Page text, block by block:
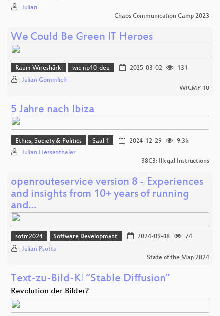
Julian
Chaos Communication Camp 2023
We Could Be Green IT Heroes
Raum Wireshårk wicmp10-deu 2025-03-02
131
Julian Gommlich
WICMP 10
5 Jahre nach Ibiza
Ethics, Society & Politics Saal 1 2024-12-29
9.3k
Julian Hessenthaler
38C3: Illegal Instructions
openrouteservice version 8 - Experiences
and insights from 10+ years of running
and…
sotm2024 Software Development 2024-09-08
74
Julian Psotta
State of the Map 2024
Text-zu-Bild-KI “Stable Diffusion”
Revolution der Bilder?